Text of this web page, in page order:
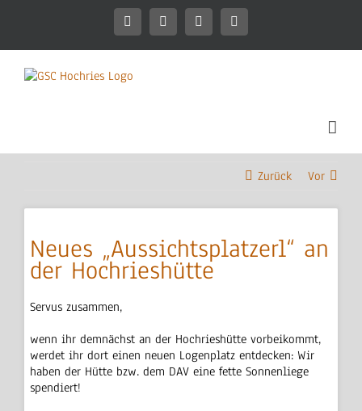
FacebookInstagramWhatsAppMitgliederbereich
Zurück Vor
Neues „Aussichtsplatzerl“ an
der Hochrieshütte
Servus zusammen,
wenn ihr demnächst an der Hochrieshütte vorbeikommt,
werdet ihr dort einen neuen Logenplatz entdecken: Wir
haben der Hütte bzw. dem DAV eine fette Sonnenliege
spendiert!